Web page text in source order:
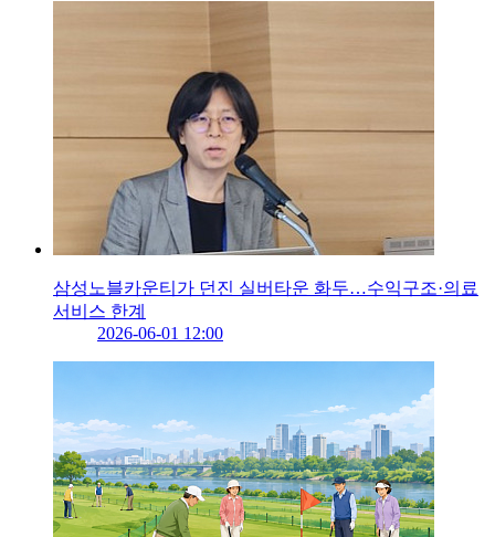
삼성노블카운티가 던진 실버타운 화두…수익구조·의료
서비스 한계
2026-06-01 12:00